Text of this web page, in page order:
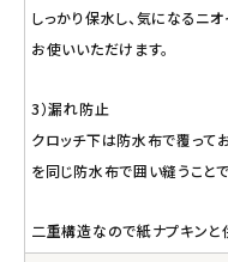
しっかり保水し、気になるニ
お使いいただけます。
3）漏れ防止
クロッチ下は防水布で覆って
を同じ防水布で囲い縫うこと
二重構造なので紙ナプキンと